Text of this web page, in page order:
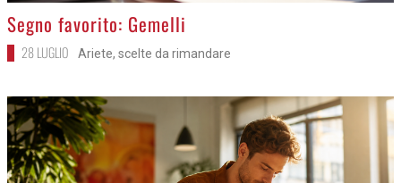
>
Segno favorito: Gemelli
28 LUGLIO Ariete, scelte da rimandare